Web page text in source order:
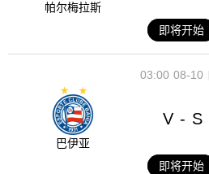
帕尔梅拉斯
即将开始
08-10
03:00
巴伊亚
V - S
即将开始